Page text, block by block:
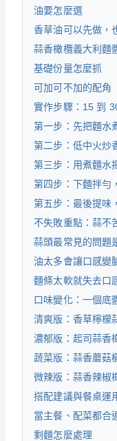
油要怎麼選
香草油可以先做，
蒜香橄欖義大利麵
基礎份量怎麼抓
可加可不加的配角
實作步驟：15 到
第一步：先把麵水
第二步：低中火炒
第三步：用煮麵水
第四步：下麵拌勻
第五步：最後提味
不失敗重點：蒜不
蒜頭最常見的問題
油太多會讓口感變
麵條太軟就失去口
口味變化：一個底
清爽版：香草檸檬
濃郁版：起司蒜香
蔬菜版：蒜香蘑菇
微辣版：蒜香辣椒
搭配建議與餐桌運
當主餐、配菜都合
剩麵怎麼處理